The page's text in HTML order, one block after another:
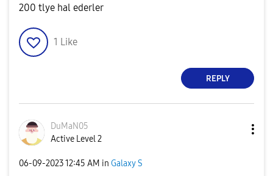
200 tlye hal ederler
1 Like
REPLY
DuMaN05
Active Level 2
‎06-09-202312:45 AM in Galaxy S